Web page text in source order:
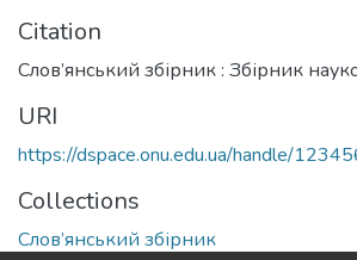
Citation
Слов’янський збірник : Збірник
URI
https://dspace.onu.edu.ua/handle/
Collections
Слов’янський збірник